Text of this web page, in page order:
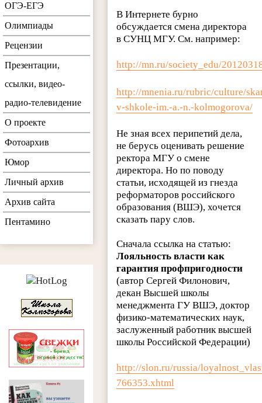
В Интернете бурно
обсуждается смена директора
в СУНЦ МГУ. См. например:
http://mn.ru/society_edu/
http://mnenia.ru/rubric/culture/
v-shkole-im.-a.-n.-kolmogorova/
Не зная всех перипетий дела,
не берусь оценивать решение
ректора МГУ о смене
директора. Но по поводу
статьи, исходящей из гнезда
реформаторов российского
образования (ВШЭ), хочется
сказать пару слов.
Сначала ссылка на статью:
Лояльность власти как
гарантия профпригодности
(автор Сергей Филонович,
декан Высшей школы
менеджмента ГУ ВШЭ, доктор
физико-математических наук,
заслуженный работник высшей
школы Российской Федерации)
http://slon.ru/russia/
766353.xhtml
ОГЭ-ЕГЭ
Олимпиады
Рецензии
Презентации,
ссылки, видео-
радио-телевидение
О проекте
Фотоархив
Юмор
Личный архив
Архив сайта
Пентамино